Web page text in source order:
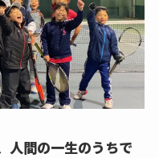
人間の一生のうちで